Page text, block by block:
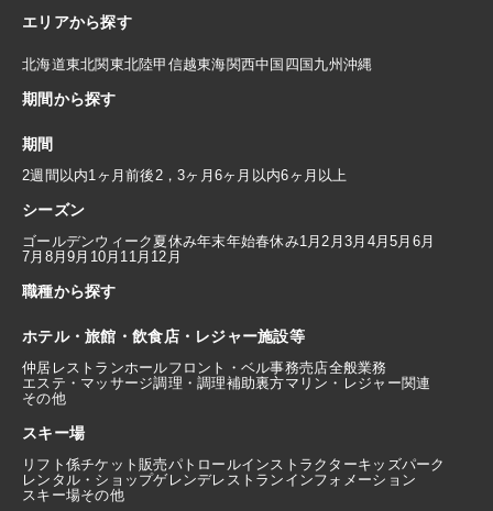
エリアから探す
北海道東北関東北陸甲信越東海関西中国 四国九州沖縄
期間から探す
期間
2週間以内1ヶ月前後 2，3ヶ月 6ヶ月以内6ヶ月以上
シーズン
ゴールデンウィーク 夏休み年末年始春休み1月 2月3月 4月5月 6月
7月 8月9月 10月 11月 12月
職種から探す
ホテル・旅館・飲食店・レジャー施設等
仲居 レストランホールフロント・ベル事務売店全般業務
エステ・マッサージ調理・調理補助裏方マリン・レジャー関連
その他
スキー場
リフト係チケット販売パトロールインストラクターキッズパーク
レンタル・ショップゲレンデレストラン インフォメーション
スキー場その他